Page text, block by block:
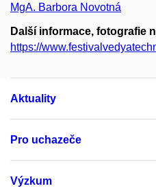
MgA. Barbora Novotná
Další informace, fotografie
https://
Aktuality
Pro uchazeče
Výzkum